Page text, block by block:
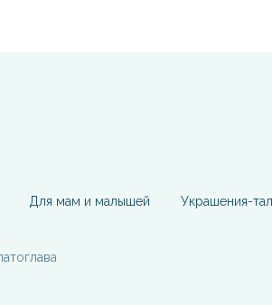
Для мам и малышей Украшения-